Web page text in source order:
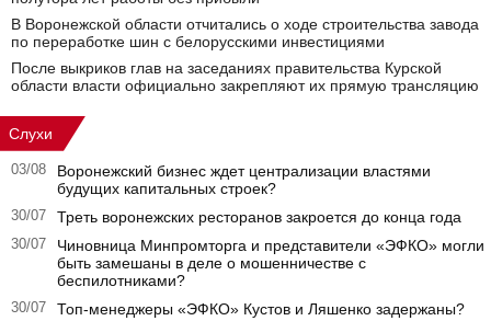
В Воронежской области отчитались о ходе строительства завода
по переработке шин с белорусскими инвестициями
После выкриков глав на заседаниях правительства Курской
области власти официально закрепляют их прямую трансляцию
Слухи
03/08
Воронежский бизнес ждет централизации властями
будущих капитальных строек?
30/07 Треть воронежских ресторанов закроется до конца года
30/07
Чиновница Минпромторга и представители «ЭФКО» могли
быть замешаны в деле о мошенничестве с
беспилотниками?
30/07 Топ-менеджеры «ЭФКО» Кустов и Ляшенко задержаны?